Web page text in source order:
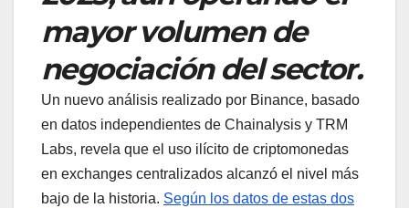
mayor volumen de
negociación del sector.
Un nuevo análisis realizado por Binance, basado
en datos independientes de Chainalysis y TRM
Labs, revela que el uso ilícito de criptomonedas
en exchanges centralizados alcanzó el nivel más
bajo de la historia. Según los datos de estas dos